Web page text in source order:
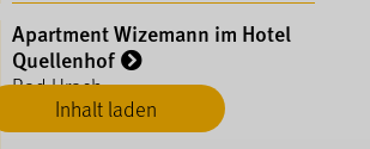
Inhalt laden
Apartment Wizemann im Hotel
Quellenhof
Bad Urach